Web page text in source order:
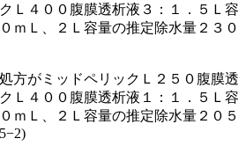
Ｌ４００腹膜透析液３：１．５Ｌ容
ｍＬ、２Ｌ容量の推定除水量２３０
方がミッドペリックＬ２５０腹膜透
Ｌ４００腹膜透析液１：１．５Ｌ容
ｍＬ、２Ｌ容量の推定除水量２０５